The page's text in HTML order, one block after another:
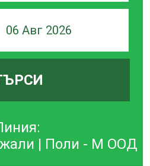
06 Авг 2026
| Поли - М ООД